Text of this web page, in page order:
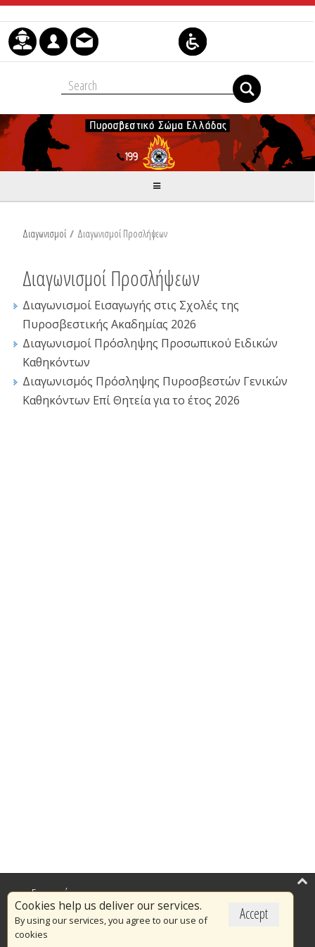
Skip to Content
Διαγωνισμοί / Διαγωνισμοί Προσλήψεων
Διαγωνισμοί Προσλήψεων
Διαγωνισμοί Εισαγωγής στις Σχολές της
Πυροσβεστικής Ακαδημίας 2026
Διαγωνισμοί Πρόσληψης Προσωπικού Ειδικών
Καθηκόντων
Διαγωνισμός Πρόσληψης Πυροσβεστών Γενικών
Καθηκόντων Επί Θητεία για το έτος 2026
Accept
Cookies help us deliver our services.
By using our services, you agree to our use of
cookies
Επικαιρότητα
Το Πυροσβεστικό Σώμα